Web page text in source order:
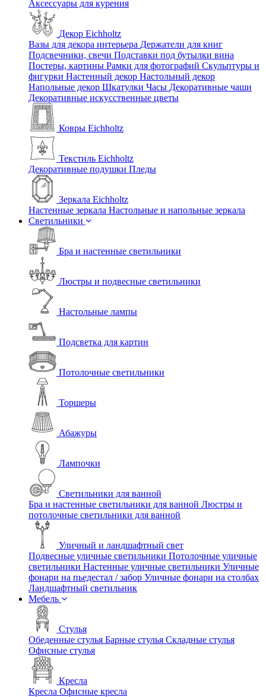
Аксессуары для курения
Декор Eichholtz
Вазы для декора интерьера Держатели для книг
Подсвечники, свечи Подставки под бутылки вина
Постеры, картины Рамки для фотографий Скульптуры и
фигурки Настенный декор Настольный декор
Напольные декор Шкатулки Часы Декоративные чаши
Декоративные искусственные цветы
Ковры Eichholtz
Текстиль Eichholtz
Декоративные подушки Пледы
Зеркала Eichholtz
Настенные зеркала Настольные и напольные зеркала
Светильники
Бра и настенные светильники
Люстры и подвесные светильники
Настольные лампы
Подсветка для картин
Потолочные светильники
Торшеры
Абажуры
Лампочки
Светильники для ванной
Бра и настенные светильники для ванной Люстры и
потолочные светильники для ванной
Уличный и ландшафтный свет
Подвесные уличные светильники Потолочные уличные
светильники Настенные уличные светильники Уличные
фонари на пьедестал / забор Уличные фонари на столбах
Ландшафтный светильник
Мебель
Стулья
Обеденные стулья Барные стулья Складные стулья
Офисные стулья
Кресла
Кресла Офисные кресла